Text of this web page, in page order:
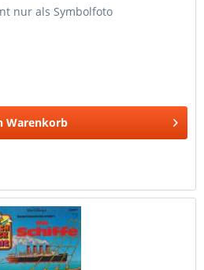
nur als Symbolfoto
Warenkorb